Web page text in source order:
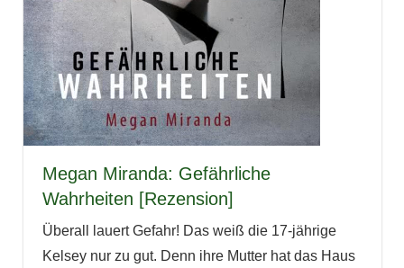
Megan Miranda: Gefährliche
Wahrheiten [Rezension]
Überall lauert Gefahr! Das weiß die 17-jährige
Kelsey nur zu gut. Denn ihre Mutter hat das Haus